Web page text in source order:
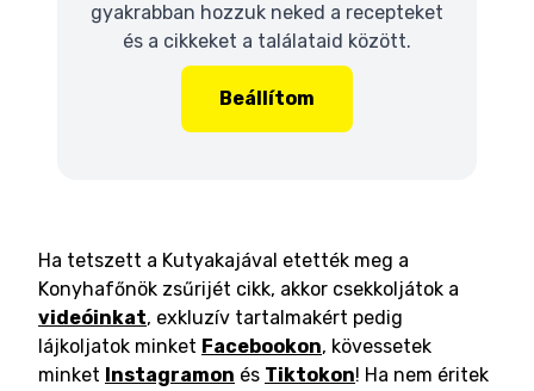
gyakrabban hozzuk neked a recepteket
és a cikkeket a találataid között.
Beállítom
Ha tetszett a Kutyakajával etették meg a
Konyhafőnök zsűrijét cikk, akkor csekkoljátok a
videóinkat, exkluzív tartalmakért pedig
lájkoljatok minket Facebookon, kövessetek
minket Instagramon és Tiktokon! Ha nem éritek